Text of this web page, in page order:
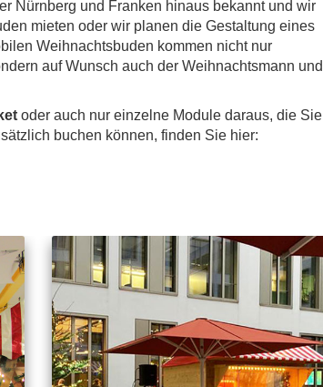
Nürnberg und Franken hinaus bekannt und wir
mieten oder wir planen die Gestaltung eines
Weihnachtsbuden kommen nicht nur
auf Wunsch auch der Weihnachts­mann und
oder auch nur einzelne Module daraus, die Sie
buchen können, finden Sie hier: